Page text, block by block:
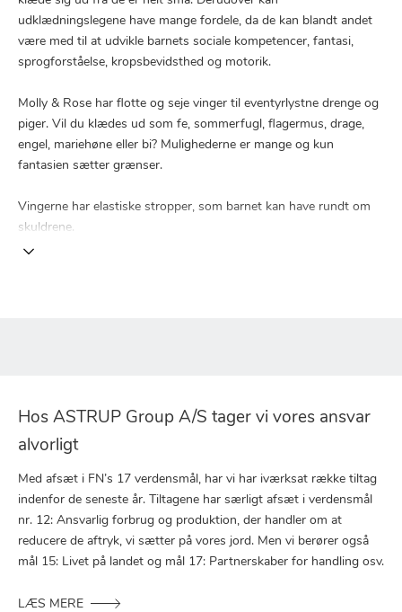
udklædningslegene have mange fordele, da de kan blandt andet
være med til at udvikle barnets sociale kompetencer, fantasi,
sprogforståelse, kropsbevidsthed og motorik.
Molly & Rose har flotte og seje vinger til eventyrlystne drenge og
piger. Vil du klædes ud som fe, sommerfugl, flagermus, drage,
engel, mariehøne eller bi? Mulighederne er mange og kun
fantasien sætter grænser.
Vingerne har elastiske stropper, som barnet kan have rundt om
skuldrene.
Hos ASTRUP Group A/S tager vi vores ansvar
alvorligt
Med afsæt i FN’s 17 verdensmål, har vi har iværksat række tiltag
indenfor de seneste år. Tiltagene har særligt afsæt i verdensmål
nr. 12: Ansvarlig forbrug og produktion, der handler om at
reducere de aftryk, vi sætter på vores jord. Men vi berører også
mål 15: Livet på landet og mål 17: Partnerskaber for handling osv.
LÆS MERE